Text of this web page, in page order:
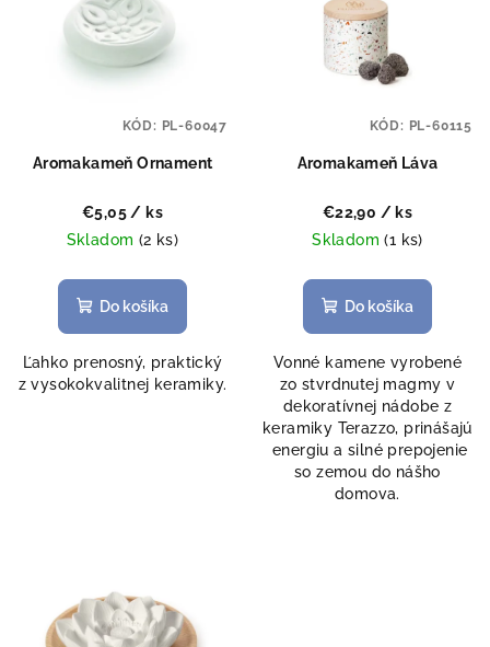
Aromakameň Ornament
€5,05/ ks
Skladom (2 ks)
Do košíka
Ľahko prenosný, praktický
z vysokokvalitnej keramiky.
KÓD: PL-60047
Aromakameň Láva
€22,90 / ks
Skladom(1 ks)
Do košíka
Vonné kamene vyrobené
zo stvrdnutej magmy v
dekoratívnej nádobe z
keramiky Terazzo, prinášajú
energiu a silné prepojenie
so zemou do nášho
domova.
KÓD: PL-60115